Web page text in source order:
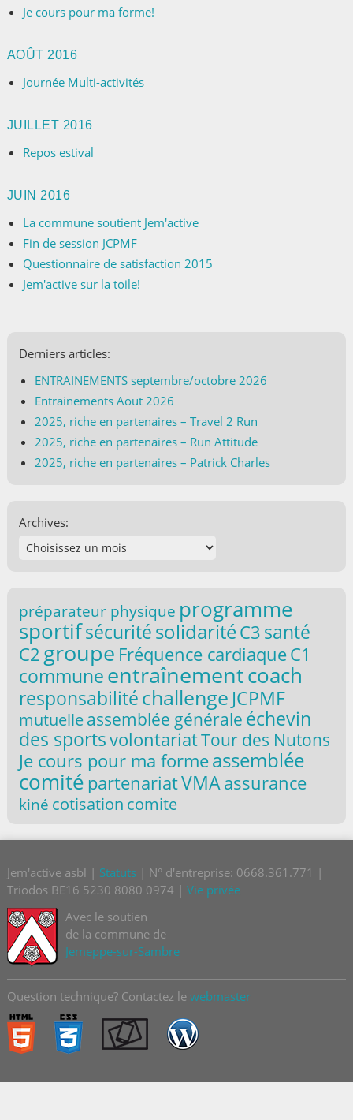
Je cours pour ma forme!
AOÛT 2016
Journée Multi-activités
JUILLET 2016
Repos estival
JUIN 2016
La commune soutient Jem'active
Fin de session JCPMF
Questionnaire de satisfaction 2015
Jem'active sur la toile!
Derniers articles:
ENTRAINEMENTS septembre/octobre 2026
Entrainements Aout 2026
2025, riche en partenaires – Travel 2 Run
2025, riche en partenaires – Run Attitude
2025, riche en partenaires – Patrick Charles
Archives:
préparateur physique programme
sportifsécuritésolidaritéC3santé
C2 groupe Fréquence cardiaqueC1
communeentraînementcoach
responsabilitéchallenge JCPMF
mutuelleassemblée générale échevin
des sportsvolontariatTour des Nutons
Je cours pour ma formeassemblée
comité partenariatVMAassurance
kiné cotisation comite
Jem'active asbl | Statuts| N° d'entreprise: 0668.361.771 |
Triodos BE16 5230 8080 0974 | Vie privée
Avec le soutien
de la commune de
Jemeppe-sur-Sambre
Question technique? Contactez le webmaster